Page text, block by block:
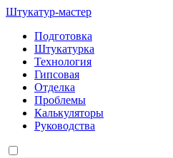
Штукатур-мастер
Подготовка
Штукатурка
Технология
Гипсовая
Отделка
Проблемы
Калькуляторы
Руководства